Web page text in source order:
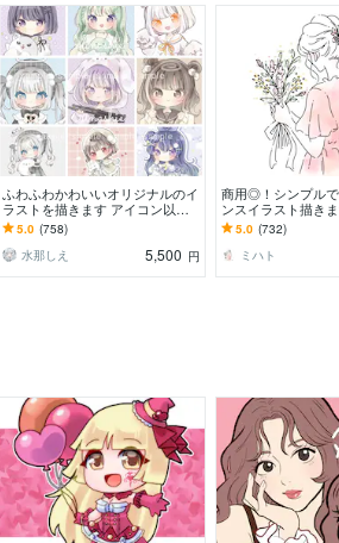
ふわふわかわいいオリジナルのイ
ラストを描きます アイコン以外
のイラストも可能です◎ お気軽
にご相談ください！
5.0 (758)
水那しえ
5,500 円
商用◎！シンプル
ンスイラスト描き
ラストタッチ！オプ
ンなしやグッズ販
5.0 (732)
ミハト